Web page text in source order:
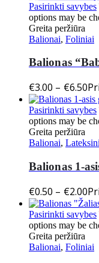
Pasirinkti savybes
options may be
Greita peržiūra
Balionai, Foliniai
Balionas
€3.00 – €6.50
Pasirinkti savybes
options may be
Greita peržiūra
Balionai,
Balionas 1-
€0.50 – €2.00
Pasirinkti savybes
options may be
Greita peržiūra
Balionai, Foliniai